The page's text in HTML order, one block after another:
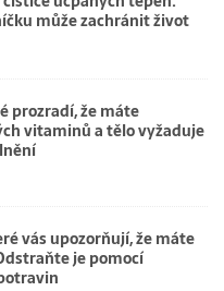
může zachránit život
prozradí, že máte
vitaminů a tělo vyžaduje
vás upozorňují, že máte
je pomocí